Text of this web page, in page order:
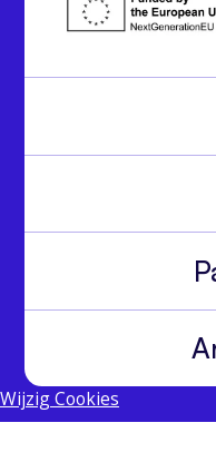
Wijzig Cookies